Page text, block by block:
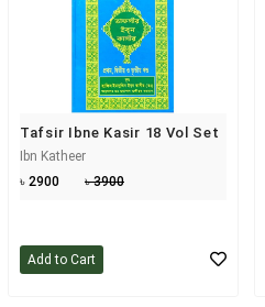
Tafsir Ibne Kasir 18 Vol Set
Ibn Katheer
৳ 2900
৳ 3900
Add to Cart